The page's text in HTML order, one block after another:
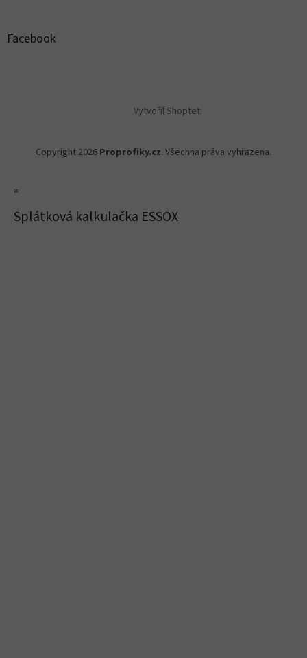
Facebook
Vytvořil Shoptet
Copyright 2026 Proprofiky.cz. Všechna práva vyhrazena.
×
Splátková kalkulačka ESSOX